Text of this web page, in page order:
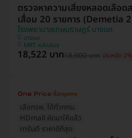
ตรวจหาความเสี่ยงหลอดเลือด
เสื่อม 20 รายการ (Demetia
โรงพยาบาลเกษมราษฎร์ บางแค
บางแค
MRT หลักสอง
18,522 บาท18,900 บาท ประหยัด 2%
เลือกรพ. ได้ทั่วกทม.
HDmall คัดมาให้แล้ว
การันตี ราคาดีที่สุด